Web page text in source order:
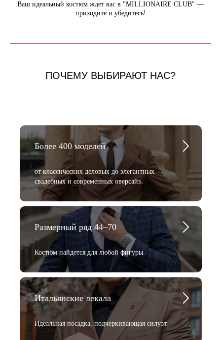
Ваш идеальный костюм ждет вас в "MILLIONAIRE CLUB" —
приходите и убедитесь!
ПОЧЕМУ ВЫБИРАЮТ НАС?
Более 400 моделей
от классических деловых до элегантных
свадебных и современных оверсайз.
Размерный ряд 44–70
Костюм найдется для любой фигуры.
Итальянские лекала
Идеальная посадка, подчеркивающая силуэт.